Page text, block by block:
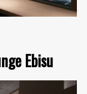
Ebisu